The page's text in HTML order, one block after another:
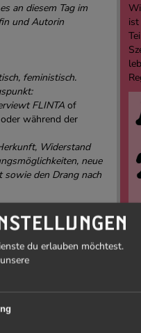
an diesem Tag im
und Autorin
feministisch.
FLINTA of
während der
Widerstand
neue
sowie den Drang nach
Leipzig als
der
du erlauben möchtest.